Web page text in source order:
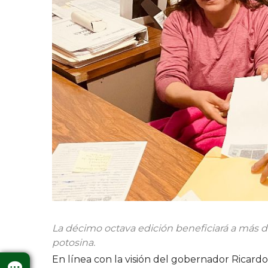
La décimo octava edición beneficiará a más
potosina.
En línea con la visión del gobernador